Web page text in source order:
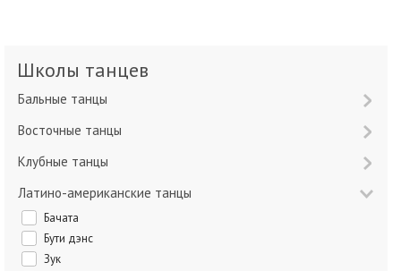
Школы танцев
Бальные танцы
Восточные танцы
Клубные танцы
Латино-американские танцы
Бачата
Бути дэнс
Зук